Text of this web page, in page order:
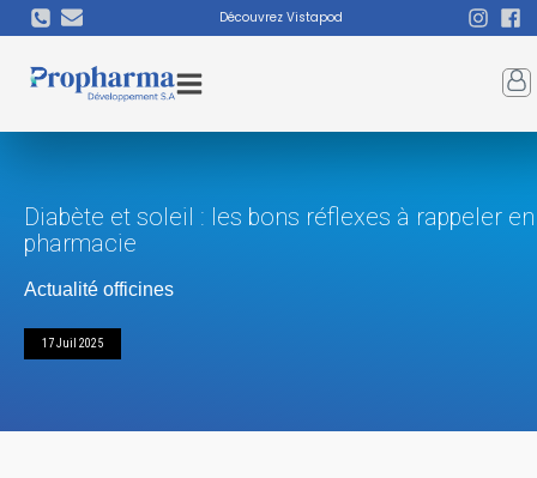
Découvrez Vistapod
Diabète et soleil : les bons réflexes à rappeler en
pharmacie
Actualité officines
17 Juil 2025